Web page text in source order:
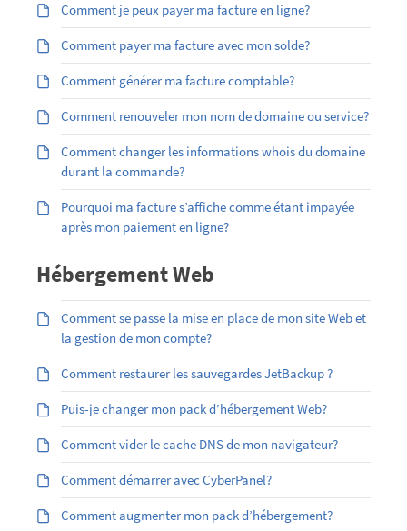
Comment je peux payer ma facture en ligne?
Comment payer ma facture avec mon solde?
Comment générer ma facture comptable?
Comment renouveler mon nom de domaine ou service?
Comment changer les informations whois du domaine
durant la commande?
Pourquoi ma facture s’affiche comme étant impayée
après mon paiement en ligne?
Hébergement Web
Comment se passe la mise en place de mon site Web et
la gestion de mon compte?
Comment restaurer les sauvegardes JetBackup ?
Puis-je changer mon pack d’hébergement Web?
Comment vider le cache DNS de mon navigateur?
Comment démarrer avec CyberPanel?
Comment augmenter mon pack d’hébergement?